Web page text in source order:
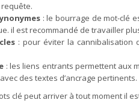
: le bourrage de mot-clé
il est recommandé de travailler
: pour éviter la cannibalisation
: les liens entrants permettent aux
des textes d’ancrage pertinents.
clé peut arriver à tout moment il